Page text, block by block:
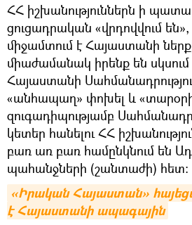
ՀՀ իշխանություններն ի
ցուցադրական «վրդովվում
միջամտում է Հայաստանի
միաժամանակ իրենք են
Հայաստանի
«անհապաղ» փոխել և
զուգադիպությամբ
կետեր հանելու ՀՀ
բառ առ բառ համընկնում են
պահանջների (շանտաժի) հետ։
«Իրական Հայաստան»
է Հայաստանի ապագային